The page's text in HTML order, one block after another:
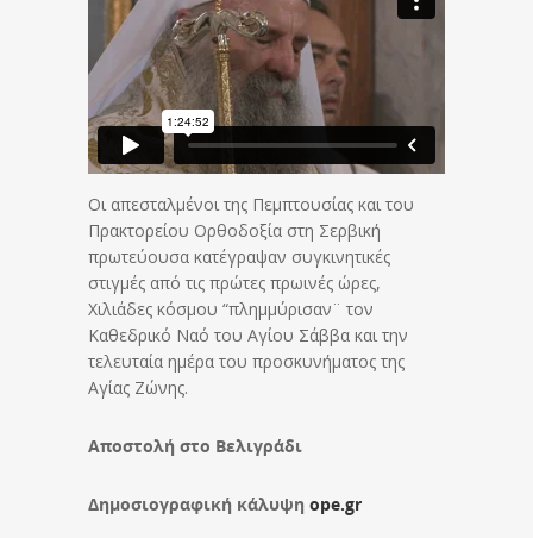
Οι απεσταλμένοι της Πεμπτουσίας και του
Πρακτορείου Ορθοδοξία στη Σερβική
πρωτεύουσα κατέγραψαν συγκινητικές
στιγμές από τις πρώτες πρωινές ώρες,
Χιλιάδες κόσμου “πλημμύρισαν¨ τον
Καθεδρικό Ναό του Αγίου Σάββα και την
τελευταία ημέρα του προσκυνήματος της
Αγίας Ζώνης.
Αποστολή στο Βελιγράδι
Δημοσιογραφική κάλυψη ope.gr